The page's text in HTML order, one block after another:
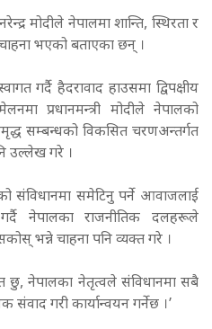
मोदीले नेपालमा शान्ति, स्थिरता र
भएको बताएका छन् ।
गर्दै हैदरावाद हाउसमा द्विपक्षीय
प्रधानमन्त्री मोदीले नेपालको
सम्बन्धको विकसित चरणअन्तर्गत
उल्लेख गरे ।
संविधानमा समेटिनु पर्ने आवाजलाई
नेपालका राजनीतिक दलहरूले
भन्ने चाहना पनि व्यक्त गरे ।
छु, नेपालका नेतृत्वले संविधानमा सबै
गरी कार्यान्वयन गर्नेछ ।’